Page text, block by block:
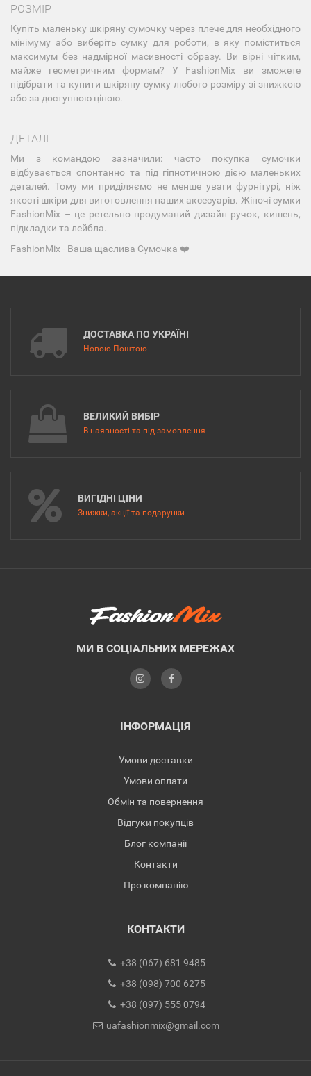
РОЗМІР
Купіть маленьку шкіряну сумочку через плече для необхідного
мінімуму або виберіть сумку для роботи, в яку поміститься
максимум без надмірної масивності образу. Ви вірні чітким,
майже геометричним формам? У FashionMix ви зможете
підібрати та купити шкіряну сумку любого розміру зі знижкою
або за доступною ціною.
ДЕТАЛІ
Ми з командою зазначили: часто покупка сумочки
відбувається спонтанно та під гіпнотичною дією маленьких
деталей. Тому ми приділяємо не менше уваги фурнітурі, ніж
якості шкіри для виготовлення наших аксесуарів. Жіночі сумки
FashionMix – це ретельно продуманий дизайн ручок, кишень,
підкладки та лейбла.
FashionMix - Ваша щаслива Сумочка ❤️
ДОСТАВКА ПО УКРАЇНІ
Новою Поштою
ВЕЛИКИЙ ВИБІР
В наявності та під замовлення
ВИГІДНІ ЦІНИ
Знижки, акції та подарунки
МИ В СОЦІАЛЬНИХ МЕРЕЖАХ
ІНФОРМАЦІЯ
Умови доставки
Умови оплати
Обмін та повернення
Відгуки покупців
Блог компанії
Контакти
Про компанію
КОНТАКТИ
+38 (067) 681 9485
+38 (098) 700 6275
+38 (097) 555 0794
uafashionmix@gmail.com